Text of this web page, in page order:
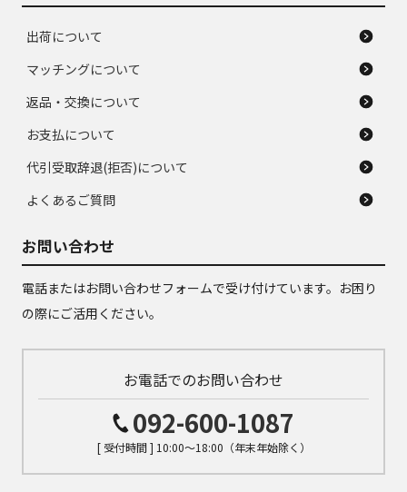
出荷について
マッチングについて
返品・交換について
お支払について
代引受取辞退(拒否)について
よくあるご質問
お問い合わせ
電話またはお問い合わせフォームで受け付けています。お困り
の際にご活用ください。
お電話でのお問い合わせ
092-600-1087
[ 受付時間 ] 10:00～18:00（年末年始除く）